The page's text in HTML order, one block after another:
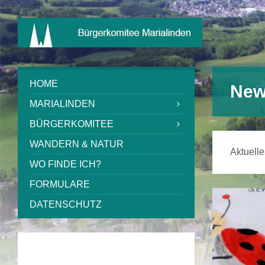
HOME
MARIALINDEN
BÜRGERKOMITEE
WANDERN & NATUR
WO FINDE ICH?
FORMULARE
DATENSCHUTZ